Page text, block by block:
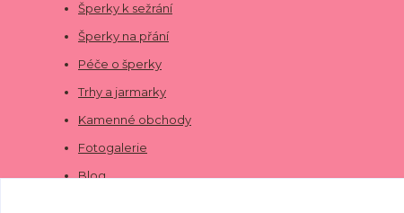
Šperky k sežrání
Šperky na přání
Péče o šperky
Trhy a jarmarky
Kamenné obchody
Fotogalerie
Blog